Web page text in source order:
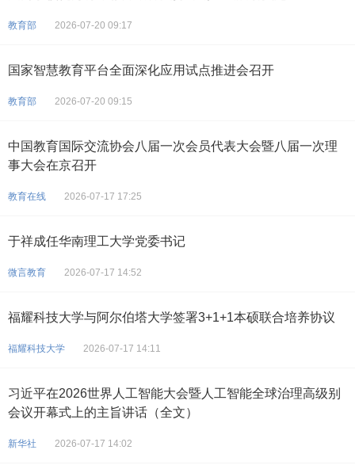
教育部 2026-07-20 09:17
国家智慧教育平台全面深化应用试点推进会召开
教育部 2026-07-20 09:15
中国教育国际交流协会八届一次会员代表大会暨八届一次理
事大会在京召开
教育在线 2026-07-17 17:25
于祥成任华南理工大学党委书记
微言教育 2026-07-17 14:52
福耀科技大学与阿尔伯塔大学签署3+1+1本硕联合培养协议
福耀科技大学 2026-07-17 14:11
习近平在2026世界人工智能大会暨人工智能全球治理高级别
会议开幕式上的主旨讲话（全文）
新华社 2026-07-17 14:02